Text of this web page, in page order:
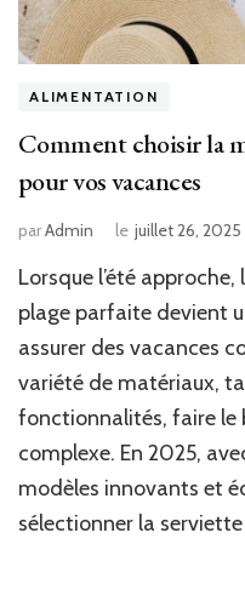
ALIMENTATION
Comment choisir la
pour vos vacances
parAdmin le juillet 26, 2025
Lorsque l’été
plage parfaite devient
assurer des vacances
variété de matériaux,
fonctionnalités, faire le
complexe. En 2025,
modèles innovants et
sélectionner la